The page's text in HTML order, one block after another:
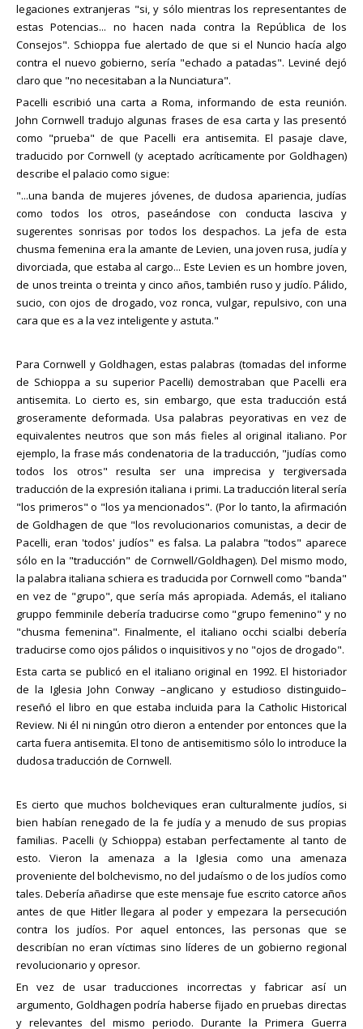
legaciones extranjeras "si, y sólo mientras los representantes de
estas Potencias... no hacen nada contra la República de los
Consejos". Schioppa fue alertado de que si el Nuncio hacía algo
contra el nuevo gobierno, sería "echado a patadas". Leviné dejó
claro que "no necesitaban a la Nunciatura".
Pacelli escribió una carta a Roma, informando de esta reunión.
John Cornwell tradujo algunas frases de esa carta y las presentó
como "prueba" de que Pacelli era antisemita. El pasaje clave,
traducido por Cornwell (y aceptado acríticamente por Goldhagen)
describe el palacio como sigue:
"...una banda de mujeres jóvenes, de dudosa apariencia, judías
como todos los otros, paseándose con conducta lasciva y
sugerentes sonrisas por todos los despachos. La jefa de esta
chusma femenina era la amante de Levien, una joven rusa, judía y
divorciada, que estaba al cargo... Este Levien es un hombre joven,
de unos treinta o treinta y cinco años, también ruso y judío. Pálido,
sucio, con ojos de drogado, voz ronca, vulgar, repulsivo, con una
cara que es a la vez inteligente y astuta."
Para Cornwell y Goldhagen, estas palabras (tomadas del informe
de Schioppa a su superior Pacelli) demostraban que Pacelli era
antisemita. Lo cierto es, sin embargo, que esta traducción está
groseramente deformada. Usa palabras peyorativas en vez de
equivalentes neutros que son más fieles al original italiano. Por
ejemplo, la frase más condenatoria de la traducción, "judías como
todos los otros" resulta ser una imprecisa y tergiversada
traducción de la expresión italiana i primi. La traducción literal sería
"los primeros" o "los ya mencionados". (Por lo tanto, la afirmación
de Goldhagen de que "los revolucionarios comunistas, a decir de
Pacelli, eran 'todos' judíos" es falsa. La palabra "todos" aparece
sólo en la "traducción" de Cornwell/Goldhagen). Del mismo modo,
la palabra italiana schiera es traducida por Cornwell como "banda"
en vez de "grupo", que sería más apropiada. Además, el italiano
gruppo femminile debería traducirse como "grupo femenino" y no
"chusma femenina". Finalmente, el italiano occhi scialbi debería
traducirse como ojos pálidos o inquisitivos y no "ojos de drogado".
Esta carta se publicó en el italiano original en 1992. El historiador
de la Iglesia John Conway –anglicano y estudioso distinguido–
reseñó el libro en que estaba incluida para la Catholic Historical
Review. Ni él ni ningún otro dieron a entender por entonces que la
carta fuera antisemita. El tono de antisemitismo sólo lo introduce la
dudosa traducción de Cornwell.
Es cierto que muchos bolcheviques eran culturalmente judíos, si
bien habían renegado de la fe judía y a menudo de sus propias
familias. Pacelli (y Schioppa) estaban perfectamente al tanto de
esto. Vieron la amenaza a la Iglesia como una amenaza
proveniente del bolchevismo, no del judaísmo o de los judíos como
tales. Debería añadirse que este mensaje fue escrito catorce años
antes de que Hitler llegara al poder y empezara la persecución
contra los judíos. Por aquel entonces, las personas que se
describían no eran víctimas sino líderes de un gobierno regional
revolucionario y opresor.
En vez de usar traducciones incorrectas y fabricar así un
argumento, Goldhagen podría haberse fijado en pruebas directas
y relevantes del mismo periodo. Durante la Primera Guerra